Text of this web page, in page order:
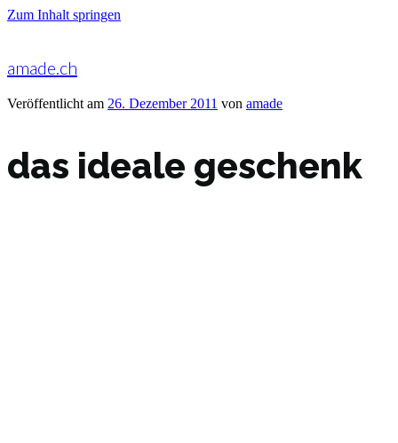
Zum Inhalt springen
amade.ch
Veröffentlicht am 26. Dezember 2011 von amade
das ideale geschenk